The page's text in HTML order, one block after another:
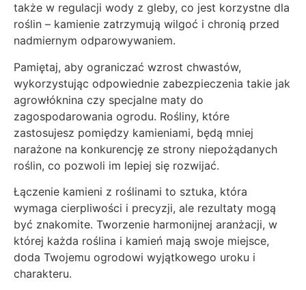
także w regulacji wody z gleby, co jest korzystne dla
roślin – kamienie zatrzymują wilgoć i chronią przed
nadmiernym odparowywaniem.
Pamiętaj, aby ograniczać wzrost chwastów,
wykorzystując odpowiednie zabezpieczenia takie jak
agrowłóknina czy specjalne maty do
zagospodarowania ogrodu. Rośliny, które
zastosujesz pomiędzy kamieniami, będą mniej
narażone na konkurencję ze strony niepożądanych
roślin, co pozwoli im lepiej się rozwijać.
Łączenie kamieni z roślinami to sztuka, która
wymaga cierpliwości i precyzji, ale rezultaty mogą
być znakomite. Tworzenie harmonijnej aranżacji, w
której każda roślina i kamień mają swoje miejsce,
doda Twojemu ogrodowi wyjątkowego uroku i
charakteru.